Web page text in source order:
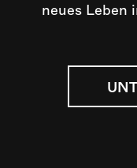
neues Leben